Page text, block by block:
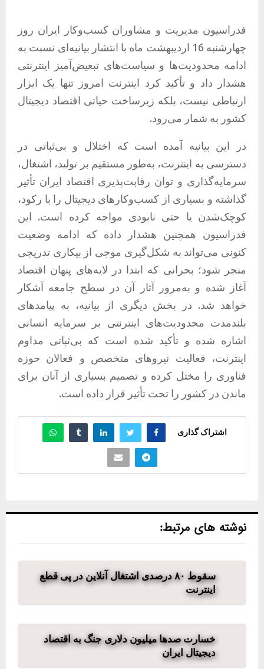
فدراسیون مدیریت و مشاوران کسب‌وکار ایران روز
چهارشنبه 16 اردیبهشت ماه با انتشار بیانیه‌ای نسبت به
ادامه محدودیت‌ها و سیاست‌های تبعیض‌آمیز اینترنتی
هشدار داد و تأکید کرد اینترنت امروز تنها یک ابزار
ارتباطی نیست، بلکه زیرساخت حیاتی اقتصاد دیجیتال
کشور به شمار می‌رود.
در این بیانیه آمده است که اختلال و بی‌ثباتی در
دسترسی به اینترنت، به‌طور مستقیم بر تولید، اشتغال،
سرمایه‌گذاری و توان رقابت‌پذیری اقتصاد ایران تأثیر
گذاشته و بسیاری از کسب‌وکارهای دیجیتال را با رکود،
کوچک‌شدن یا حتی نابودی مواجه کرده است. این
فدراسیون همچنین هشدار داده که ادامه وضعیت
کنونی می‌تواند به شکل‌گیری موجی از بیکاری تدریجی
منجر شود؛ بحرانی که ابتدا در لایه‌های پنهان اقتصاد
آغاز شده و به‌مرور آثار آن در سطح جامعه آشکار
خواهد شد. در بخش دیگری از بیانیه، به پیامدهای
بلندمدت محدودیت‌های اینترنتی بر سرمایه انسانی
اشاره شده و تأکید شده است که بی‌ثباتی مداوم
اینترنت، فعالیت نیروهای متخصص و فعالان حوزه
فناوری را مختل کرده و تصمیم بسیاری از آنان برای
ماندن در کشور را تحت تأثیر قرار داده است.
اشتراک گذاری
نوشته های مرتبط:
سقوط ۸۰ درصدی اشتغال آنلاین در پی قطع
اینترنت
خسارت صدها میلیون دلاری جنگ به اقتصاد
دیجیتال ایران